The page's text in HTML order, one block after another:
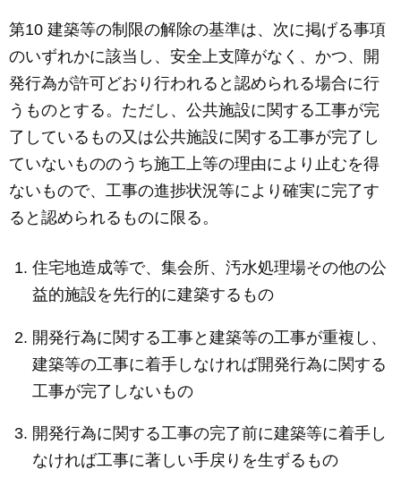
第10 建築等の制限の解除の基準は、次に掲げる事項
のいずれかに該当し、安全上支障がなく、かつ、開
発行為が許可どおり行われると認められる場合に行
うものとする。ただし、公共施設に関する工事が完
了しているもの又は公共施設に関する工事が完了し
ていないもののうち施工上等の理由により止むを得
ないもので、工事の進捗状況等により確実に完了す
ると認められるものに限る。
住宅地造成等で、集会所、汚水処理場その他の公
益的施設を先行的に建築するもの
開発行為に関する工事と建築等の工事が重複し、
建築等の工事に着手しなければ開発行為に関する
工事が完了しないもの
開発行為に関する工事の完了前に建築等に着手し
なければ工事に著しい手戻りを生ずるもの